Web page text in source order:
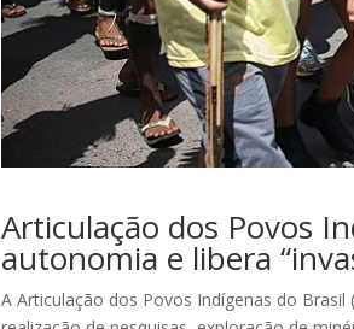
Articulação dos Povos
autonomia e libera
A Articulação dos Povos Indígenas do